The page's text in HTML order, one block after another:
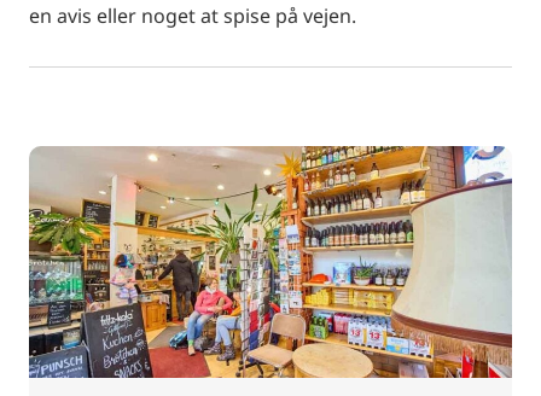
en avis eller noget at spise på vejen.